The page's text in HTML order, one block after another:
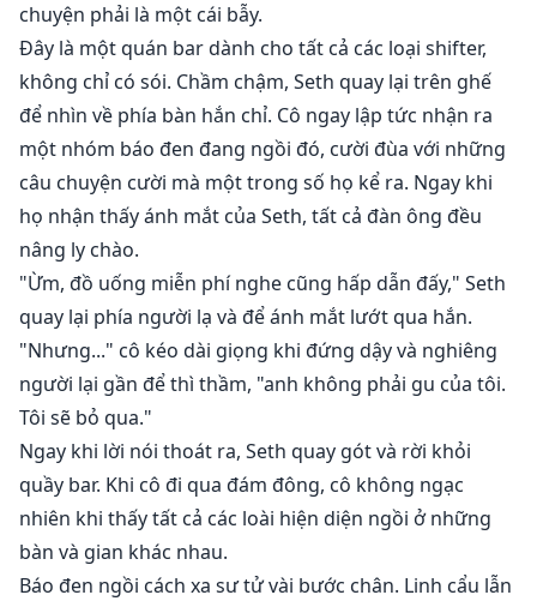
🌶🐺🌶🐺🌶🐺🌶🐺
Seth có một quy tắc - không có Alphas: những Alpha
chiếm hữu, thống trị và lãnh thổ có thể tự bẻ cong và
uốn mình, nhưng họ không bao giờ có thể kết thúc
trên giường của cô, cũng không thể kéo cô vào giường
của họ.
Cho đến ngày các trò chơi nghi lễ Alpha diễn ra: tất cả
những gì cô phải làm là phục vụ khách và chạy xa nhất
có thể mỗi khi có cơ hội.
Seth không ngờ gặp một Alpha một ngày trước khi rời
khỏi thị trấn mới, cũng không ngờ phải đối mặt với
một Alpha khác cố gắng thể hiện sự quan tâm của
mình - không chỉ một, hai, hay ba, mà là bốn Alpha
nam.
Không ai trong số họ sẵn sàng từ bỏ hay nhường
chuyện phải là một cái bẫy.
Đây là một quán bar dành cho tất cả các loại shifter,
không chỉ có sói. Chầm chậm, Seth quay lại trên ghế
để nhìn về phía bàn hắn chỉ. Cô ngay lập tức nhận ra
một nhóm báo đen đang ngồi đó, cười đùa với những
câu chuyện cười mà một trong số họ kể ra. Ngay khi
họ nhận thấy ánh mắt của Seth, tất cả đàn ông đều
nâng ly chào.
"Ừm, đồ uống miễn phí nghe cũng hấp dẫn đấy," Seth
quay lại phía người lạ và để ánh mắt lướt qua hắn.
"Nhưng..." cô kéo dài giọng khi đứng dậy và nghiêng
người lại gần để thì thầm, "anh không phải gu của tôi.
Tôi sẽ bỏ qua."
Ngay khi lời nói thoát ra, Seth quay gót và rời khỏi
quầy bar. Khi cô đi qua đám đông, cô không ngạc
nhiên khi thấy tất cả các loài hiện diện ngồi ở những
bàn và gian khác nhau.
Báo đen ngồi cách xa sư tử vài bước chân. Linh cẩu lẫn